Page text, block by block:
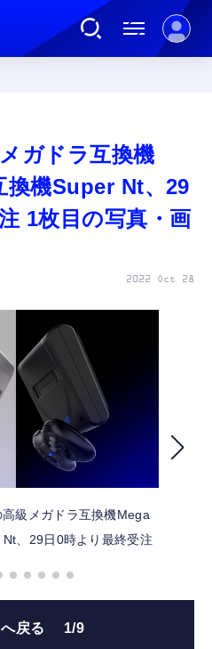
AI
ェット
チャー
トア
US
ガドラ互換機
換機Super Nt、29
1枚目の写真・画
2022 Oct 28
級メガドラ互換機Mega
、29日0時より最終受注
戻る 1/9